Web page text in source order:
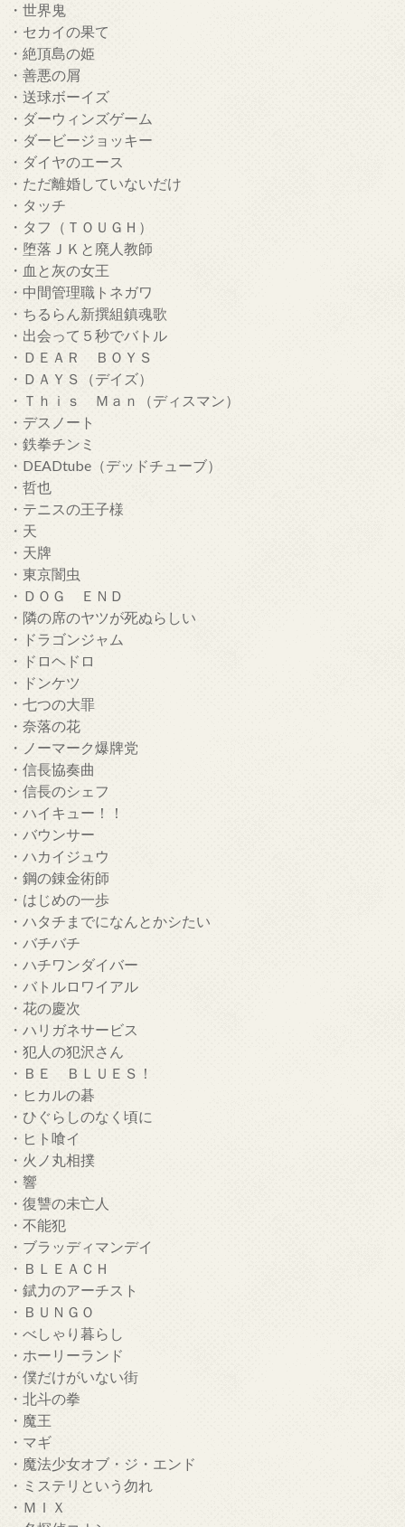
・世界鬼
・セカイの果て
・絶頂島の姫
・善悪の屑
・送球ボーイズ
・ダーウィンズゲーム
・ダービージョッキー
・ダイヤのエース
・ただ離婚していないだけ
・タッチ
・タフ（ＴＯＵＧＨ）
・堕落ＪＫと廃人教師
・血と灰の女王
・中間管理職トネガワ
・ちるらん新撰組鎮魂歌
・出会って５秒でバトル
・ＤＥＡＲ ＢＯＹＳ
・ＤＡＹＳ（デイズ）
・Ｔｈｉｓ Ｍａｎ（ディスマン）
・デスノート
・鉄拳チンミ
・DEADtube（デッドチューブ）
・哲也
・テニスの王子様
・天
・天牌
・東京闇虫
・ＤＯＧ ＥＮＤ
・隣の席のヤツが死ぬらしい
・ドラゴンジャム
・ドロヘドロ
・ドンケツ
・七つの大罪
・奈落の花
・ノーマーク爆牌党
・信長協奏曲
・信長のシェフ
・ハイキュー！！
・バウンサー
・ハカイジュウ
・鋼の錬金術師
・はじめの一歩
・ハタチまでになんとかシたい
・バチバチ
・ハチワンダイバー
・バトルロワイアル
・花の慶次
・ハリガネサービス
・犯人の犯沢さん
・ＢＥ ＢＬＵＥＳ！
・ヒカルの碁
・ひぐらしのなく頃に
・ヒト喰イ
・火ノ丸相撲
・響
・復讐の未亡人
・不能犯
・ブラッディマンデイ
・ＢＬＥＡＣＨ
・錻力のアーチスト
・ＢＵＮＧＯ
・べしゃり暮らし
・ホーリーランド
・僕だけがいない街
・北斗の拳
・魔王
・マギ
・魔法少女オブ・ジ・エンド
・ミステリという勿れ
・ＭＩＸ